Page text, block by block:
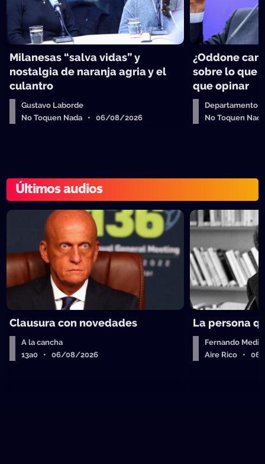
Milanesas “salva vidas” y
nostalgia de naranja agria y el
culantro
Gustavo Laborde
No Toquen Nada • 06/08/2026
¿Oddone
sobre lo que
que opinar
Departamento
No Toquen
Últimos audios
Clausura con novedades
A la cancha
13a0 • 06/08/2026
La persona
Fernando
Aire Rico •